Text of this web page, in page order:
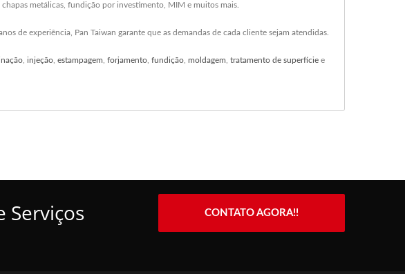
metálicas, fundição por investimento, MIM e muitos mais.
de experiência, Pan Taiwan garante que as demandas de cada cliente sejam atendidas.
, injeção, estampagem, forjamento, fundição, moldagem, tratamento de superfície e
Serviços
CONTATO AGORA!!